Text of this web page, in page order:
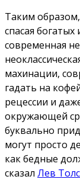
Таким
спасая
современная
махинации,
гадать на
рецессии и
окружающей
буквально
могут просто
как бедные
сказал Лев